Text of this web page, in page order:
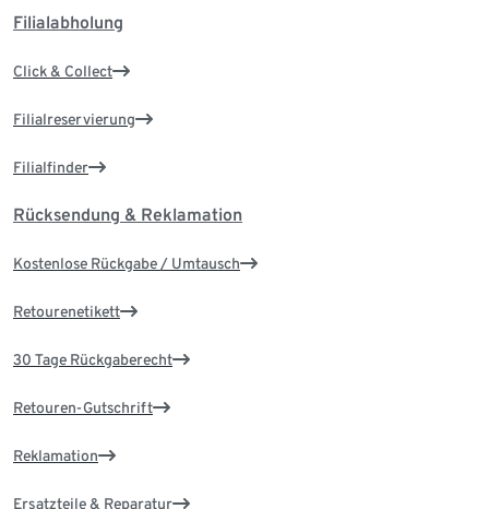
Filialabholung
Click & Collect
Filialreservierung
Filialfinder
Rücksendung & Reklamation
Kostenlose Rückgabe / Umtausch
Retourenetikett
30 Tage Rückgaberecht
Retouren-Gutschrift
Reklamation
Ersatzteile & Reparatur